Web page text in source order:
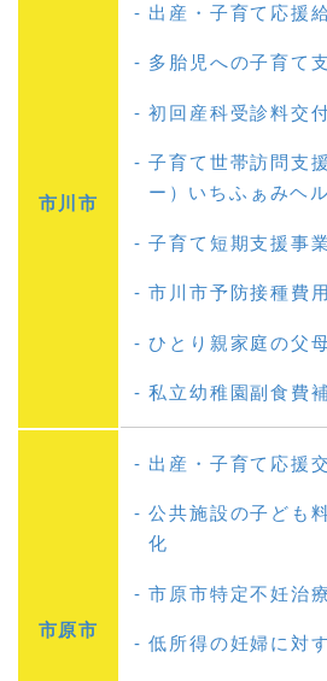
市川市
出産・子育て応援
多胎児への子育て
初回産科受診料交
子育て世帯訪問支
ー）いちふぁみヘ
子育て短期支援事業
市川市予防接種費
ひとり親家庭の父
私立幼稚園副食費
市原市
出産・子育て応援
公共施設の子ども
化
市原市特定不妊治
低所得の妊婦に対